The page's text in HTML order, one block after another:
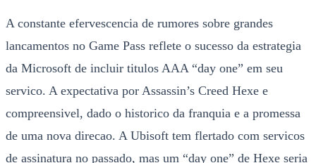
A constante efervescencia de rumores sobre grandes
lancamentos no Game Pass reflete o sucesso da estrategia
da Microsoft de incluir titulos AAA “day one” em seu
servico. A expectativa por Assassin’s Creed Hexe e
compreensivel, dado o historico da franquia e a promessa
de uma nova direcao. A Ubisoft tem flertado com servicos
de assinatura no passado, mas um “day one” de Hexe seria